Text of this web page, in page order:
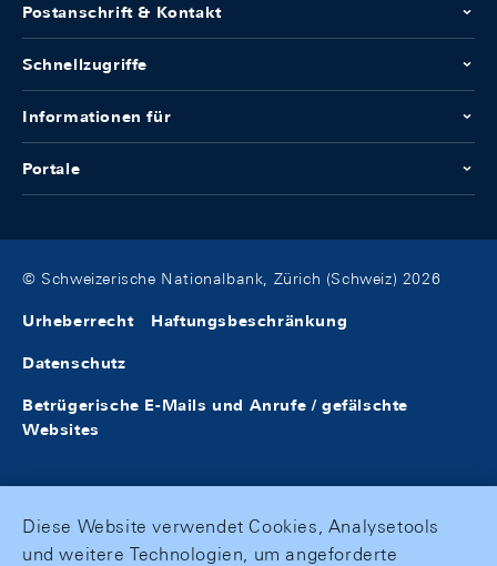
Postanschrift & Kontakt
Schnellzugriffe
Informationen für
Portale
© Schweizerische Nationalbank, Zürich (Schweiz) 2026
Urheberrecht Haftungsbeschränkung
Datenschutz
Betrügerische E-Mails und Anrufe / gefälschte
Websites
Diese Website verwendet Cookies, Analysetools
und weitere Technologien, um angeforderte